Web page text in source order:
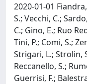
2020-01-01
S.; Vecchi, C.;
C.; Gino, E.; Ruo
Tini, P.; Comi, S.;
Strigari, L.; Strolin,
Reccanello, S.;
Guerrisi, F.;